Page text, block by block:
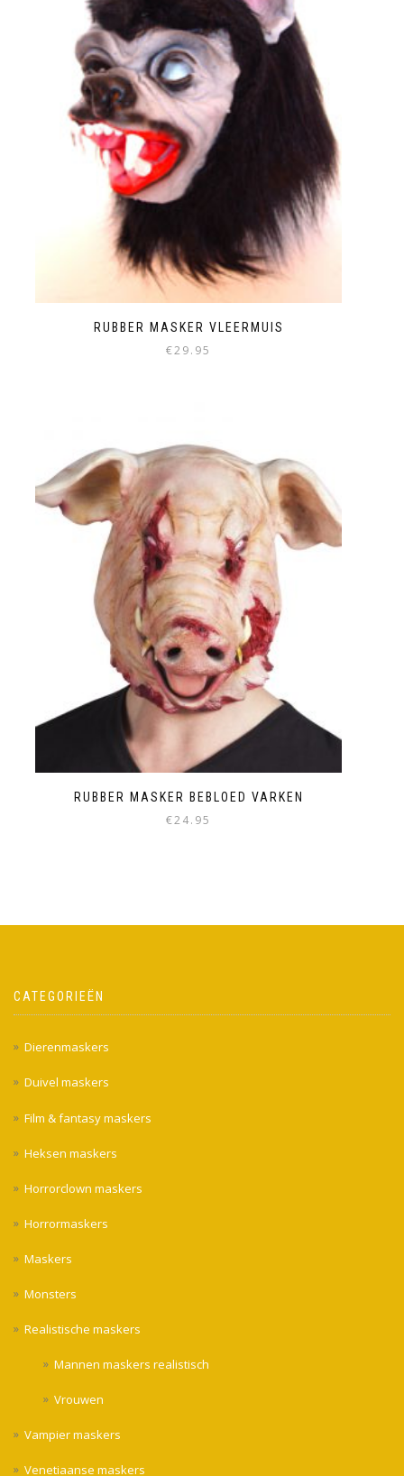
RUBBER MASKER VLEERMUIS
€29.95
RUBBER MASKER BEBLOED VARKEN
€24.95
CATEGORIEËN
Dierenmaskers
Duivel maskers
Film & fantasy maskers
Heksen maskers
Horrorclown maskers
Horrormaskers
Maskers
Monsters
Realistische maskers
Mannen maskers realistisch
Vrouwen
Vampier maskers
Venetiaanse maskers